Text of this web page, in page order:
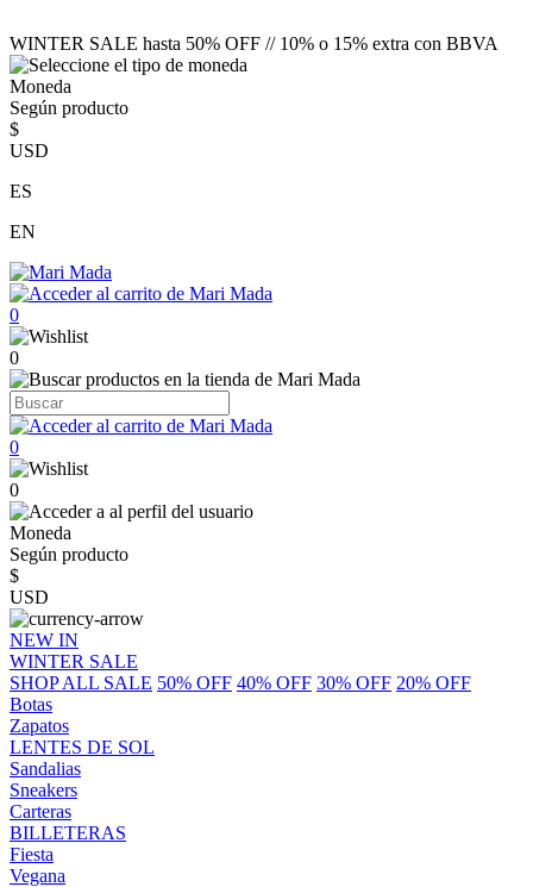
WINTER SALE hasta 50% OFF // 10% o 15% extra con BBVA
Moneda
Según producto
$
USD
ES
EN
0
0
0
0
Moneda
Según producto
$
USD
NEW IN
WINTER SALE
SHOP ALL SALE 50% OFF 40% OFF 30% OFF 20% OFF
Botas
Zapatos
LENTES DE SOL
Sandalias
Sneakers
Carteras
BILLETERAS
Fiesta
Vegana